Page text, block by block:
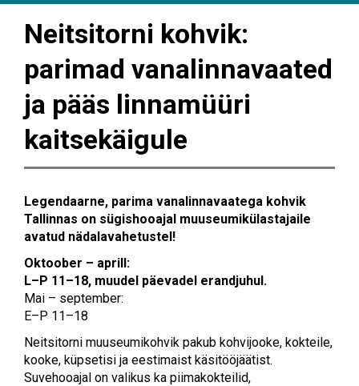
Neitsitorni kohvik:
parimad vanalinnavaated
ja pääs linnamüüri
kaitsekäigule
Legendaarne, parima vanalinnavaatega kohvik
Tallinnas on sügishooajal muuseumikülastajaile
avatud nädalavahetustel!
Oktoober – aprill:
L–P 11–18, muudel päevadel erandjuhul.
Mai – september:
E–P 11–18
Neitsitorni muuseumikohvik pakub kohvijooke, kokteile,
kooke, küpsetisi ja eestimaist käsitööjäätist.
Suvehooajal on valikus ka piimakokteilid,